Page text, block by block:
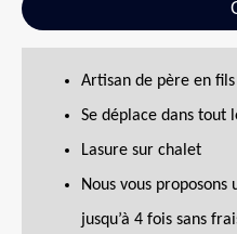
Artisan de père en fils
Se déplace dans tout
Lasure sur chalet
Nous vous
jusqu’à 4 fois sans